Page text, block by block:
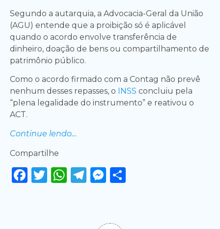
Segundo a autarquia, a Advocacia-Geral da União
(AGU) entende que a proibição só é aplicável
quando o acordo envolve transferência de
dinheiro, doação de bens ou compartilhamento de
patrimônio público.
Como o acordo firmado com a Contag não prevê
nenhum desses repasses, o
INSS concluiu pela
“plena legalidade do instrumento” e reativou o
ACT.
Continue lendo…
Compartilhe
Facebook
Twitter
WhatsApp
Telegram
Messenger